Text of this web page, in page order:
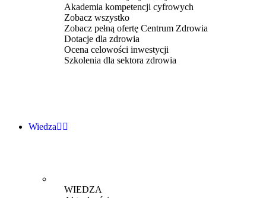
Akademia kompetencji cyfrowych
Zobacz wszystko
Zobacz pełną ofertę Centrum Zdrowia
Dotacje dla zdrowia
Ocena celowości inwestycji
Szkolenia dla sektora zdrowia
Wiedza
WIEDZA